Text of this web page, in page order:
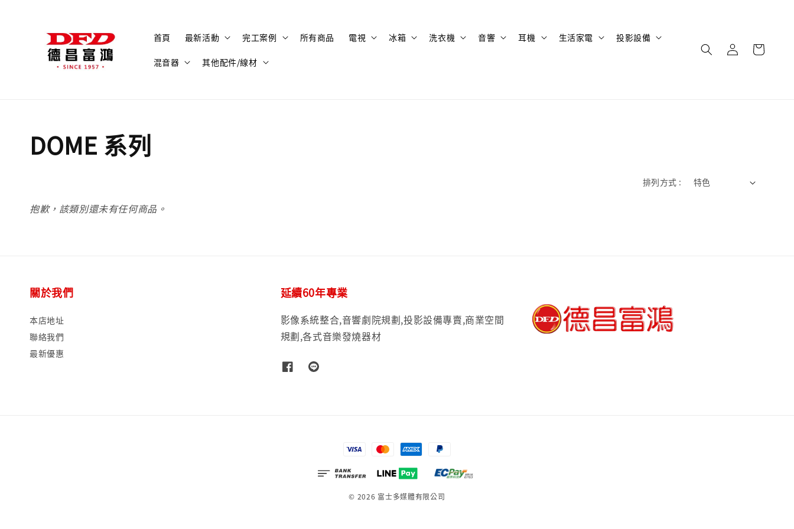
首頁 最新活動 完工案例 所有商品 電視 冰箱 洗衣機 音響 耳機 生活家電 投影設備
混音器 其他配件/線材
DOME 系列
排列方式 :
抱歉，該類別還未有任何商品。
關於我們
本店地址
聯絡我們
最新優惠
延續60年專業
影像系統整合,音響劇院規劃,投影設備專賣,商業空間
規劃,各式音樂發燒器材
© 2026 富士多媒體有限公司